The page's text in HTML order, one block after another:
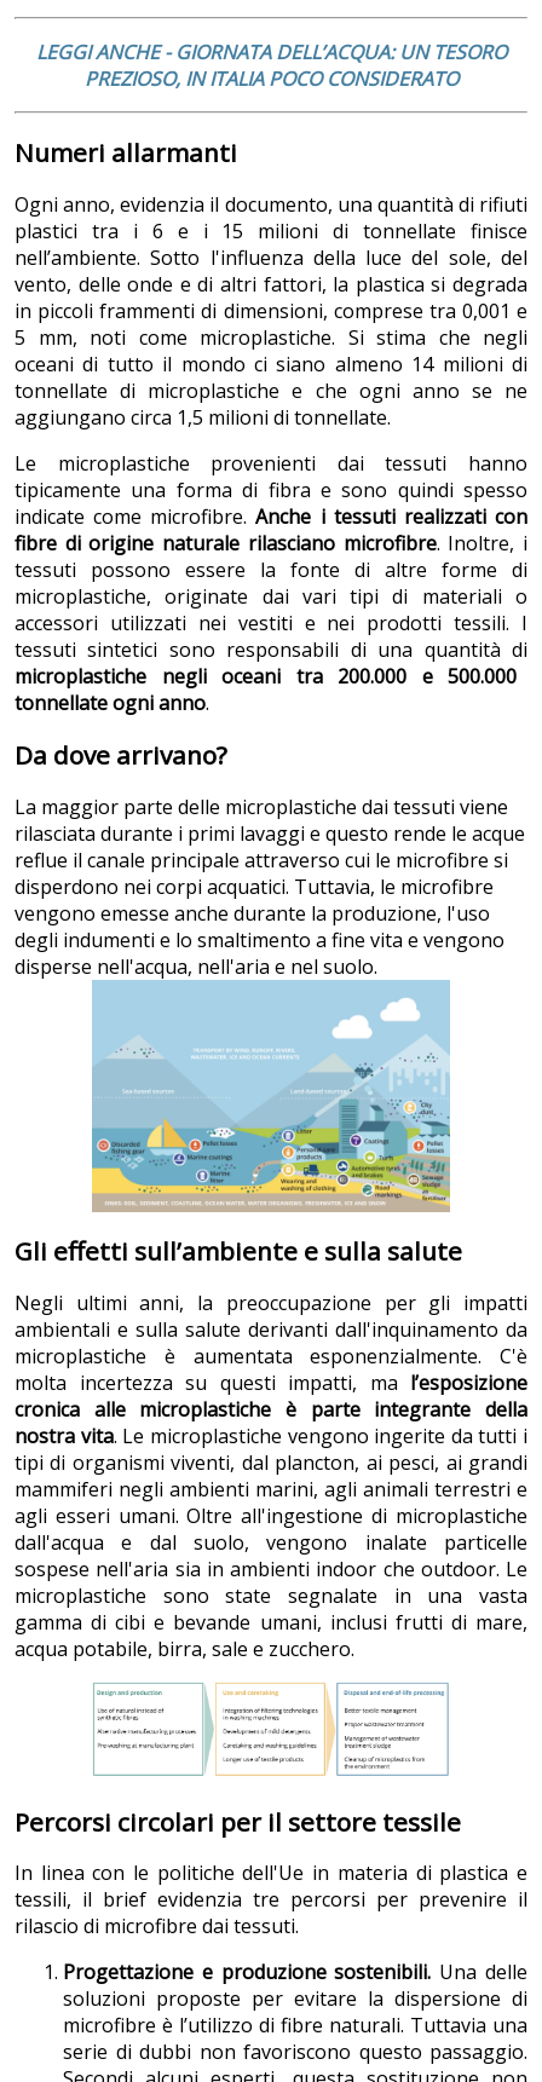
LEGGI ANCHE -GIORNATA DELL’ACQUA: UN TESORO
PREZIOSO, IN ITALIA POCO CONSIDERATO
Numeri allarmanti
Ogni anno, evidenzia il documento, una quantità di rifiuti
plastici tra i 6 e i 15 milioni di tonnellate finisce
nell’ambiente. Sotto l'influenza della luce del sole, del
vento, delle onde e di altri fattori, la plastica si degrada
in piccoli frammenti di dimensioni, comprese tra 0,001 e
5 mm, noti come microplastiche. Si stima che negli
oceani di tutto il mondo ci siano almeno 14 milioni di
tonnellate di microplastiche e che ogni anno se ne
aggiungano circa 1,5 milioni di tonnellate.
Le microplastiche provenienti dai tessuti hanno
tipicamente una forma di fibra e sono quindi spesso
indicate come microfibre.Anche i tessuti realizzati con
fibre di origine naturale rilasciano microfibre. Inoltre, i
tessuti possono essere la fonte di altre forme di
microplastiche, originate dai vari tipi di materiali o
accessori utilizzati nei vestiti e nei prodotti tessili. I
tessuti sintetici sono responsabili di una quantità di
microplastiche negli oceani tra 200.000 e 500.000
tonnellate ogni anno.
Da dove arrivano?
La maggior parte delle microplastiche dai tessuti viene
rilasciata durante i primi lavaggi e questo rende le acque
reflue il canale principale attraverso cui le microfibre si
disperdono nei corpi acquatici. Tuttavia, le microfibre
vengono emesse anche durante la produzione, l'uso
degli indumenti e lo smaltimento a fine vita e vengono
disperse nell'acqua, nell'aria e nel suolo.
Gli effetti sull’ambiente e sulla salute
Negli ultimi anni, la preoccupazione per gli impatti
ambientali e sulla salute derivanti dall'inquinamento da
microplastiche è aumentata esponenzialmente. C'è
molta incertezza su questi impatti, ma l’esposizione
cronica alle microplastiche è parte integrante della
nostra vita. Le microplastiche vengono ingerite da tutti i
tipi di organismi viventi, dal plancton, ai pesci, ai grandi
mammiferi negli ambienti marini, agli animali terrestri e
agli esseri umani. Oltre all'ingestione di microplastiche
dall'acqua e dal suolo, vengono inalate particelle
sospese nell'aria sia in ambienti indoor che outdoor. Le
microplastiche sono state segnalate in una vasta
gamma di cibi e bevande umani, inclusi frutti di mare,
acqua potabile, birra, sale e zucchero.
Percorsi circolari per il settore tessile
In linea con le politiche dell'Ue in materia di plastica e
tessili, il brief evidenzia tre percorsi per prevenire il
rilascio di microfibre dai tessuti.
Progettazione e produzione sostenibili. Una delle
soluzioni proposte per evitare la dispersione di
microfibre è l’utilizzo di fibre naturali. Tuttavia una
serie di dubbi non favoriscono questo passaggio.